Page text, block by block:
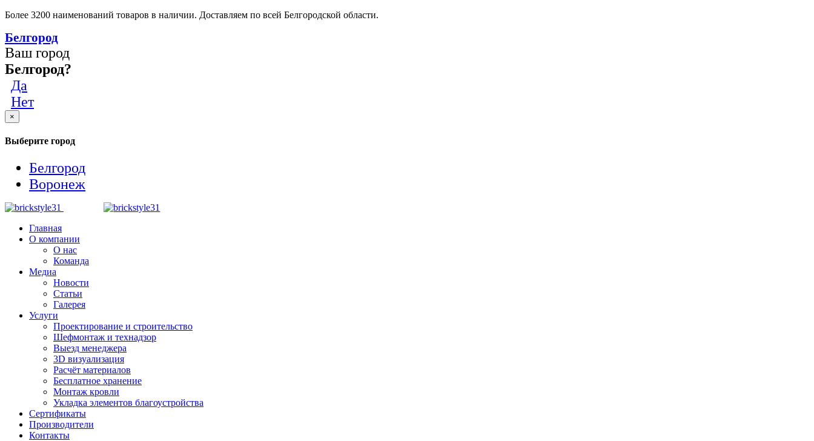
Более 3200 наименований товаров в наличии. Доставляем по всей Белгородской области.
Белгород
Ваш город
Белгород?
Да
Нет
×
Выберите город
Белгород
Воронеж
Главная
О компании
О нас
Команда
Медиа
Новости
Статьи
Галерея
Услуги
Проектирование и строительство
Шефмонтаж и технадзор
Выезд менеджера
3D визуализация
Расчёт материалов
Бесплатное хранение
Монтаж кровли
Укладка элементов благоустройства
Сертификаты
Производители
Контакты